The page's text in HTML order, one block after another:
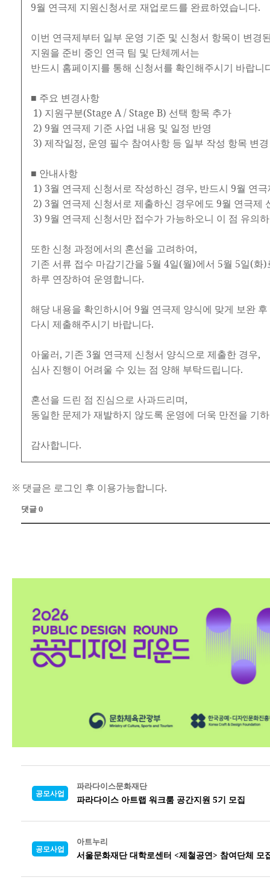
9월 연극제 지원신청서로 재업로드를 완료하였습니다.
이번 연극제부터 일부 운영 기준 및 신청서 항목이 변경
지원을 준비 중인 연극 팀 및 단체께서는
반드시 홈페이지를 통해 신청서를 확인해주시기 바랍니
■ 주요 변경사항
1) 지원구분(Stage A / Stage B) 선택 항목 추가
2) 9월 연극제 기준 사업 내용 및 일정 반영
3) 제작일정, 운영 필수 참여사항 등 일부 작성 항목 변경
■ 안내사항
1) 3월 연극제 신청서로 작성하신 경우, 반드시 9월 연
2) 3월 연극제 신청서로 제출하신 경우에도 9월 연극제
3) 9월 연극제 신청서만 접수가 가능하오니 이 점 유의
또한 신청 과정에서의 혼선을 고려하여,
기존 서류 접수 마감기간을 5월 4일(월)에서 5월 5일(화)
하루 연장하여 운영합니다.
해당 내용을 확인하시어 9월 연극제 양식에 맞게 보완 후
다시 제출해주시기 바랍니다.
아울러, 기존 3월 연극제 신청서 양식으로 제출한 경우,
심사 진행이 어려울 수 있는 점 양해 부탁드립니다.
혼선을 드린 점 진심으로 사과드리며,
동일한 문제가 재발하지 않도록 운영에 더욱 만전을 기
감사합니다.
※ 댓글은 로그인 후 이용가능합니다.
댓글 0
공모사업
파라다이스문화재단
파라다이스 아트랩 워크룸 공간지원 5기 모집
공모사업
아트누리
서울문화재단 대학로센터 <제철공연> 참여단체 모